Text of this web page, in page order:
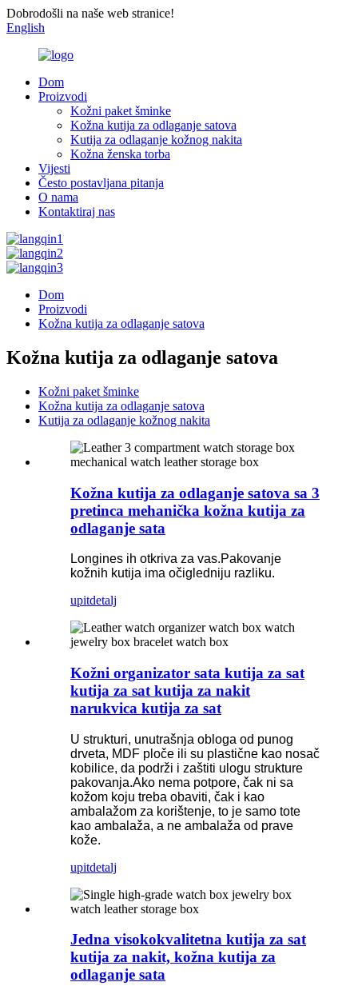
Dobrodošli na naše web stranice!
English
Dom
Proizvodi
Kožni paket šminke
Kožna kutija za odlaganje satova
Kutija za odlaganje kožnog nakita
Kožna ženska torba
Vijesti
Često postavljana pitanja
O nama
Kontaktiraj nas
Dom
Proizvodi
Kožna kutija za odlaganje satova
Kožna kutija za odlaganje satova
Kožni paket šminke
Kožna kutija za odlaganje satova
Kutija za odlaganje kožnog nakita
Kožna kutija za odlaganje satova sa 3
pretinca mehanička kožna kutija za
odlaganje sata
Longines ih otkriva za vas.Pakovanje
kožnih kutija ima očigledniju razliku.
upitdetalj
Kožni organizator sata kutija za sat
kutija za sat kutija za nakit
narukvica kutija za sat
U strukturi, unutrašnja obloga od punog
drveta, MDF ploče ili su plastične kao nosač
kobilice, da podrži i zaštiti ulogu strukture
pakovanja.Ako nema potpore, čak ni sa
kožom koju treba obaviti, čak i kao
ambalažom za korištenje, to je samo tote
kao ambalaža, a ne ambalaža od prave
kože.
upitdetalj
Jedna visokokvalitetna kutija za sat
kutija za nakit, kožna kutija za
odlaganje sata